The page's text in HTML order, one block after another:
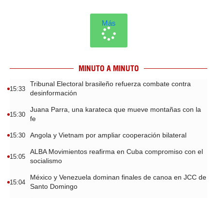
Más
MINUTO A MINUTO
15:33
Tribunal Electoral brasileño refuerza combate contra
desinformación
15:30
Juana Parra, una karateca que mueve montañas con la
fe
15:30 Angola y Vietnam por ampliar cooperación bilateral
15:05
ALBA Movimientos reafirma en Cuba compromiso con el
socialismo
15:04
México y Venezuela dominan finales de canoa en JCC de
Santo Domingo